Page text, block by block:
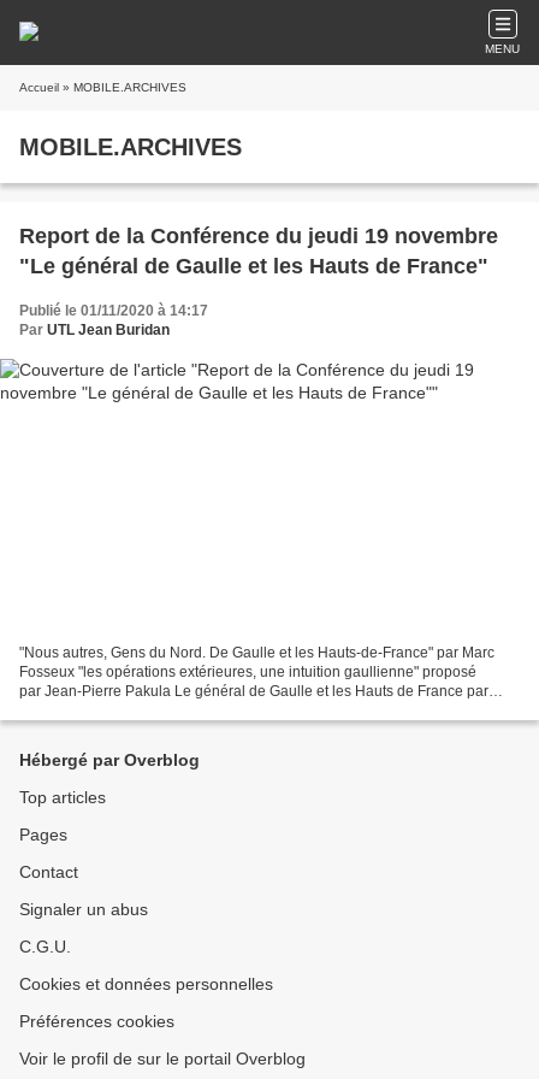
MENU
Accueil » MOBILE.ARCHIVES
MOBILE.ARCHIVES
Report de la Conférence du jeudi 19 novembre
"Le général de Gaulle et les Hauts de France"
Publié le 01/11/2020 à 14:17
Par UTL Jean Buridan
"Nous autres, Gens du Nord. De Gaulle et les Hauts-de-France" par Marc
Fosseux "les opérations extérieures, une intuition gaullienne" proposé
par Jean-Pierre Pakula Le général de Gaulle et les Hauts de France par
Hébergé par Overblog
Top articles
Pages
Contact
Signaler un abus
C.G.U.
Cookies et données personnelles
Préférences cookies
Voir le profil de sur le portail Overblog